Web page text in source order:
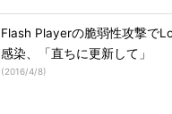
Flash Playerの脆弱性攻撃で
感染、「直ちに更新して」
(2016/4/8)